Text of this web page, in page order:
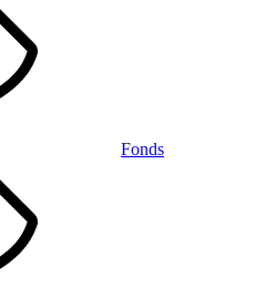
Fonds